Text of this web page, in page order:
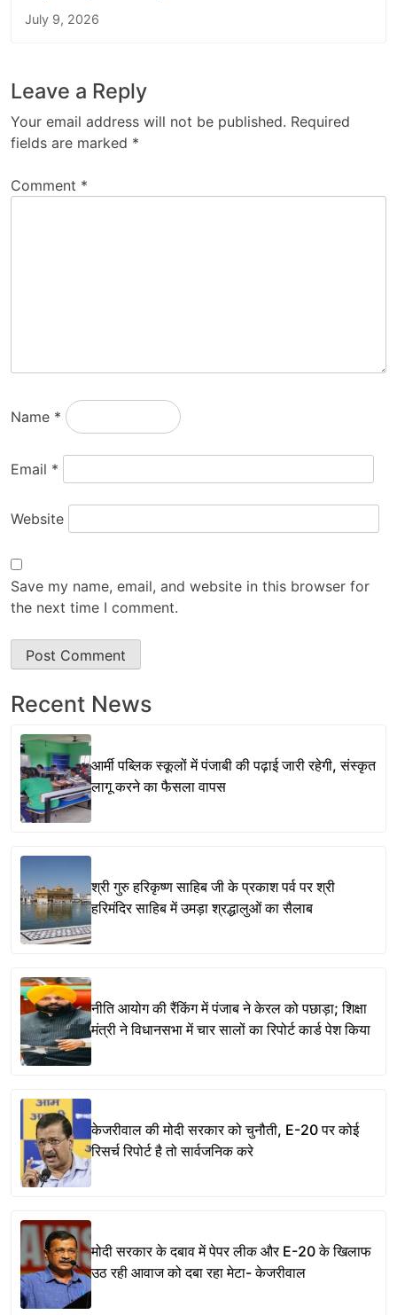
July 9, 2026
Leave a Reply
Your email address will not be published. Required
fields are marked *
Comment *
Name *
Email *
Website
Save my name, email, and website in this browser for
the next time I comment.
Recent News
आर्मी पब्लिक स्कूलों में पंजाबी की पढ़ाई जारी रहेगी, संस्कृत
लागू करने का फैसला वापस
श्री गुरु हरिकृष्ण साहिब जी के प्रकाश पर्व पर श्री
हरिमंदिर साहिब में उमड़ा श्रद्धालुओं का सैलाब
नीति आयोग की रैंकिंग में पंजाब ने केरल को पछाड़ा; शिक्षा
मंत्री ने विधानसभा में चार सालों का रिपोर्ट कार्ड पेश किया
केजरीवाल की मोदी सरकार को चुनौती, E-20 पर कोई
रिसर्च रिपोर्ट है तो सार्वजनिक करे
मोदी सरकार के दबाव में पेपर लीक और E-20 के खिलाफ
उठ रही आवाज को दबा रहा मेटा- केजरीवाल